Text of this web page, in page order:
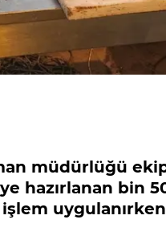
müdürlüğü
hazırlanan bin